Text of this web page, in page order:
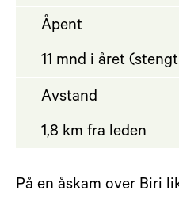
Åpent
11 mnd i året
Avstand
1,8 km fra leden
På en åskam over Biri